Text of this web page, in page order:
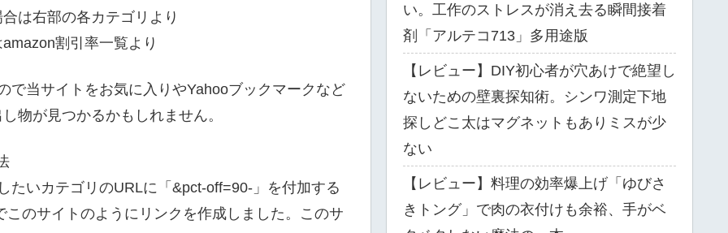
は右部の各カテゴリより
割引率一覧より
で当サイトをお気に入りやYahooブックマークなど
物が見つかるかもしれません。
たいカテゴリのURLに「&pct-off=90-」を付加する
のサイトのようにリンクを作成しました。このサ
い。工作のストレスが消え去る瞬間接着
剤「アルテコ713」多用途版
【レビュー】DIY初心者が穴あけで絶望し
ないための壁裏探知術。シンワ測定下地
探しどこ太はマグネットもありミスが少
ない
【レビュー】料理の効率爆上げ「ゆびさ
きトング」で肉の衣付けも余裕、手がベ